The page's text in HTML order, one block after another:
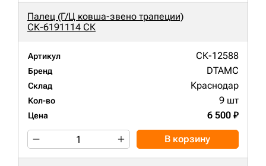
Палец (Г/Ц ковша-звено трапеции)
СК-6191114 СК
Артикул СК-12588
Бренд DTAMC
Склад Краснодар
Кол-во 9 шт
Цена 6 500 ₽
В корзину